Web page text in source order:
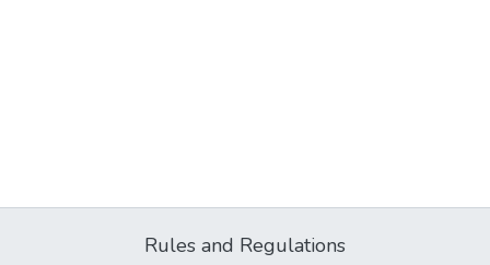
Rules and Regulations